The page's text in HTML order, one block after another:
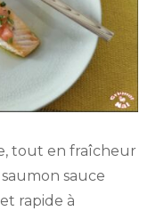
tout en fraîcheur
sauce
rapide à